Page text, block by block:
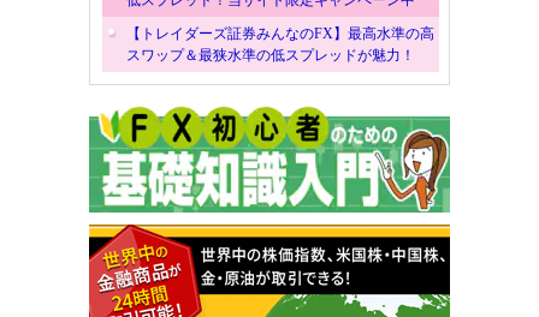
【トレイダーズ証券みんなのFX】最高水準の高
スワップ＆最狭水準の低スプレッドが魅力！